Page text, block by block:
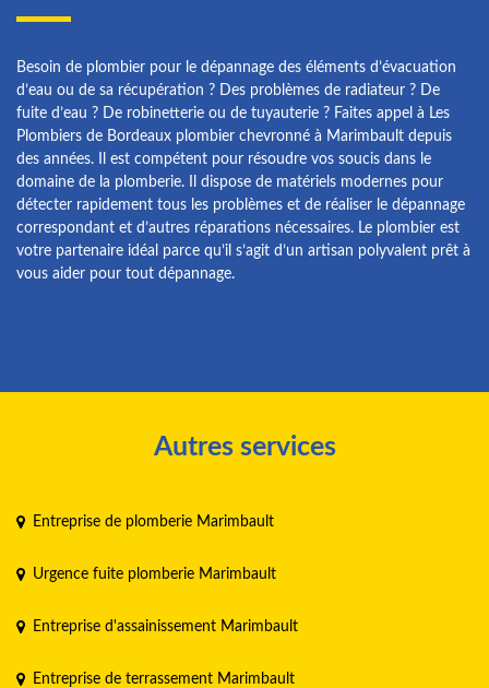
Besoin de plombier pour le dépannage des éléments d’évacuation
d’eau ou de sa récupération ? Des problèmes de radiateur ? De
fuite d’eau ? De robinetterie ou de tuyauterie ? Faites appel à Les
Plombiers de Bordeaux plombier chevronné à Marimbault depuis
des années. Il est compétent pour résoudre vos soucis dans le
domaine de la plomberie. Il dispose de matériels modernes pour
détecter rapidement tous les problèmes et de réaliser le dépannage
correspondant et d’autres réparations nécessaires. Le plombier est
votre partenaire idéal parce qu’il s’agit d’un artisan polyvalent prêt à
vous aider pour tout dépannage.
Autres services
Entreprise de plomberie Marimbault
Urgence fuite plomberie Marimbault
Entreprise d'assainissement Marimbault
Entreprise de terrassement Marimbault